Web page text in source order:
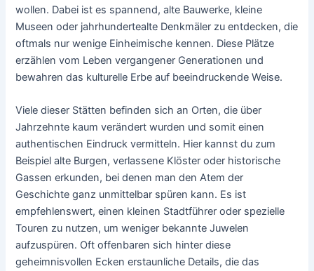
wollen. Dabei ist es spannend, alte Bauwerke, kleine
Museen oder jahrhundertealte Denkmäler zu entdecken, die
oftmals nur wenige Einheimische kennen. Diese Plätze
erzählen vom Leben vergangener Generationen und
bewahren das kulturelle Erbe auf beeindruckende Weise.
Viele dieser Stätten befinden sich an Orten, die über
Jahrzehnte kaum verändert wurden und somit einen
authentischen Eindruck vermitteln. Hier kannst du zum
Beispiel alte Burgen, verlassene Klöster oder historische
Gassen erkunden, bei denen man den Atem der
Geschichte ganz unmittelbar spüren kann. Es ist
empfehlenswert, einen kleinen Stadtführer oder spezielle
Touren zu nutzen, um weniger bekannte Juwelen
aufzuspüren. Oft offenbaren sich hinter diese
geheimnisvollen Ecken erstaunliche Details, die das